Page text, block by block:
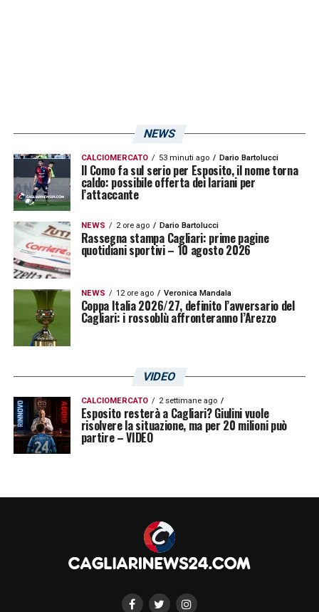
NEWS
CALCIOMERCATO 53 minuti ago Dario Bartolucci
Il Como fa sul serio per Esposito, il nome torna
caldo: possibile offerta dei lariani per
l’attaccante
NEWS 2 ore ago Dario Bartolucci
Rassegna stampa Cagliari: prime pagine
quotidiani sportivi – 10 agosto 2026
NEWS 12 ore ago Veronica Mandala
Coppa Italia 2026/27, definito l’avversario del
Cagliari: i rossoblù affronteranno l’Arezzo
VIDEO
CALCIOMERCATO 2 settimane ago
Esposito resterà a Cagliari? Giulini vuole
risolvere la situazione, ma per 20 milioni può
partire – VIDEO